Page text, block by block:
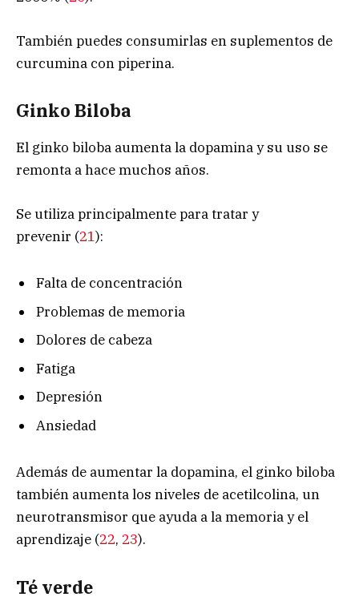
También puedes consumirlas en suplementos de
curcumina con piperina.
Ginko Biloba
El ginko biloba aumenta la dopamina y su uso se
remonta a hace muchos años.
Se utiliza principalmente para tratar y
prevenir (21):
Falta de concentración
Problemas de memoria
Dolores de cabeza
Fatiga
Depresión
Ansiedad
Además de aumentar la dopamina, el ginko biloba
también aumenta los niveles de acetilcolina, un
neurotransmisor que ayuda a la memoria y el
aprendizaje (22, 23).
Té verde